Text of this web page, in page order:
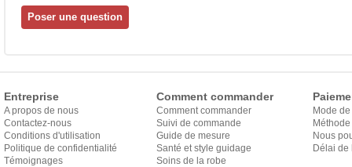
Entreprise
A propos de nous
Contactez-nous
Conditions d'utilisation
Politique de confidentialité
Témoignages
Comment commander
Comment commander
Suivi de commande
Guide de mesure
Santé et style guidage
Soins de la robe
Mode
Nous
Délai de